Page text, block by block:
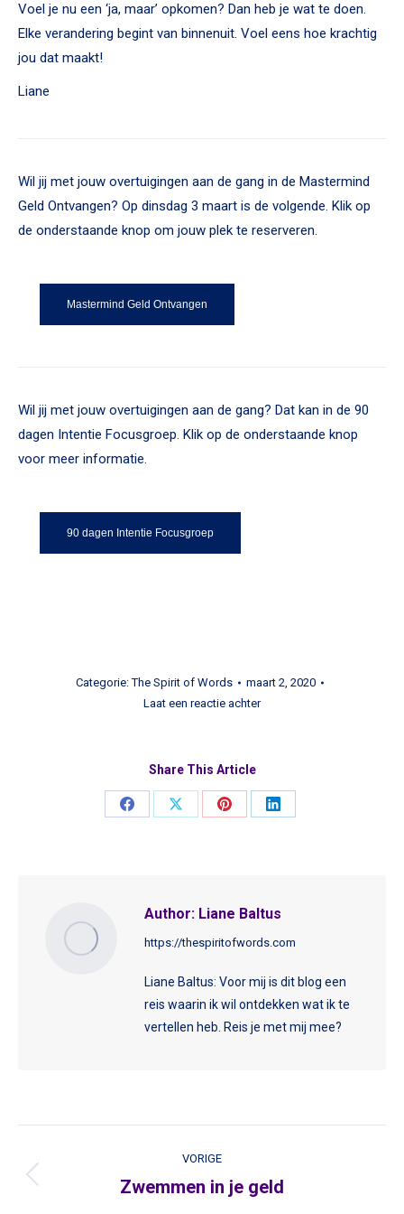
Voel je nu een ‘ja, maar’ opkomen? Dan heb je wat te doen.
Elke verandering begint van binnenuit. Voel eens hoe krachtig
jou dat maakt!
Liane
Wil jij met jouw overtuigingen aan de gang in de Mastermind
Geld Ontvangen? Op dinsdag 3 maart is de volgende. Klik op
de onderstaande knop om jouw plek te reserveren.
Mastermind Geld Ontvangen
Wil jij met jouw overtuigingen aan de gang? Dat kan in de 90
dagen Intentie Focusgroep. Klik op de onderstaande knop
voor meer informatie.
90 dagen Intentie Focusgroep
Categorie:The Spirit of Words
maart 2, 2020
Laat een reactie achter
Share This Article
Share
Share
Share
Share
Author: Liane Baltus
https://thespiritofwords.com
Liane Baltus: Voor mij is dit blog een
reis waarin ik wil ontdekken wat ik te
vertellen heb. Reis je met mij mee?
navigation
VORIGE
Vorige
Zwemmen in je geld